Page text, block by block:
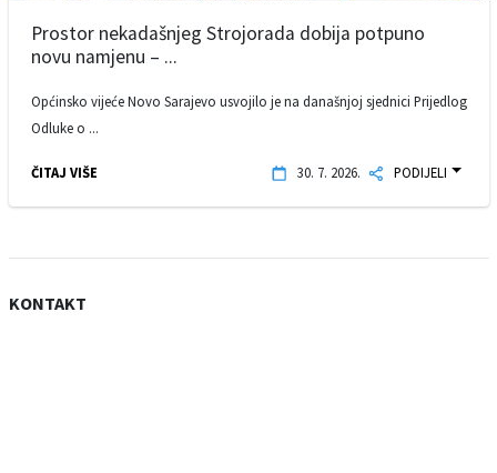
Prostor nekadašnjeg Strojorada dobija potpuno
novu namjenu – ...
Općinsko vijeće Novo Sarajevo usvojilo je na današnjoj sjednici Prijedlog
Odluke o ...
ČITAJ VIŠE 30. 7. 2026. PODIJELI
KONTAKT